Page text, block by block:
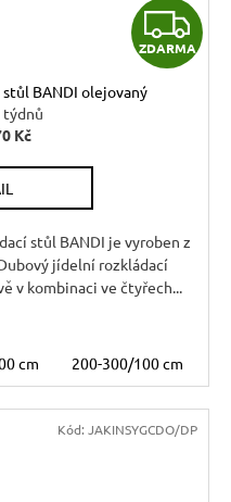
Z
D
A
ZDARMA
BANDI olejovaný
týdnů
Kč
stůl BANDI je vyroben z
jídelní rozkládací
v kombinaci ve čtyřech...
cm 200-300/100 cm
Kód: JAKINSYGCDO/DP